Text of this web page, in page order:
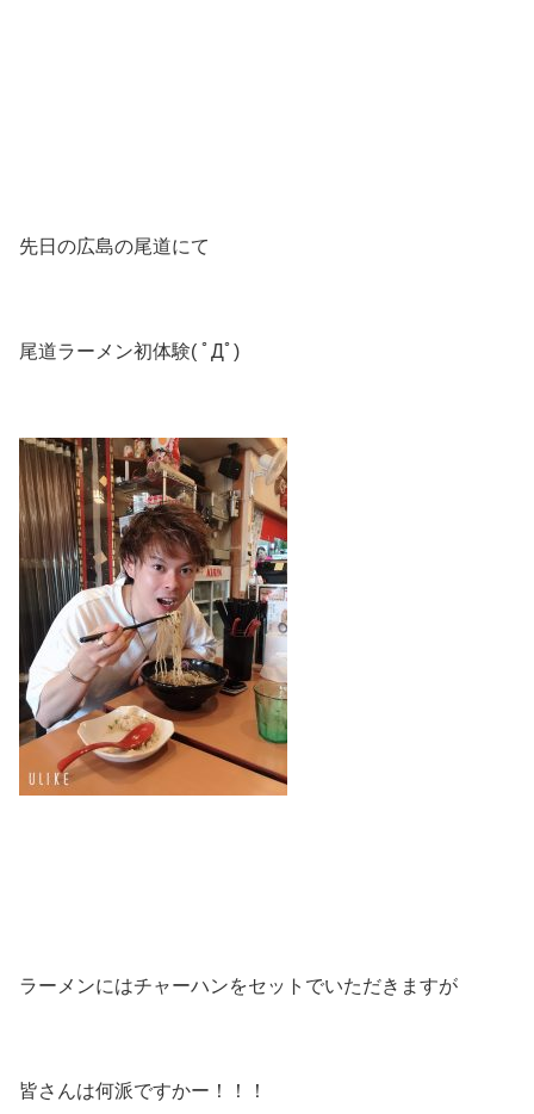
先日の広島の尾道にて
尾道ラーメン初体験( ﾟДﾟ)
ラーメンにはチャーハンをセットでいただきますが
皆さんは何派ですかー！！！